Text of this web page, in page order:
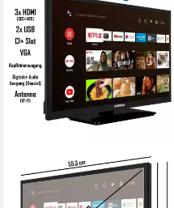
TELEFUNKEN
XH24AN550MV LCD-LED
Fernseher